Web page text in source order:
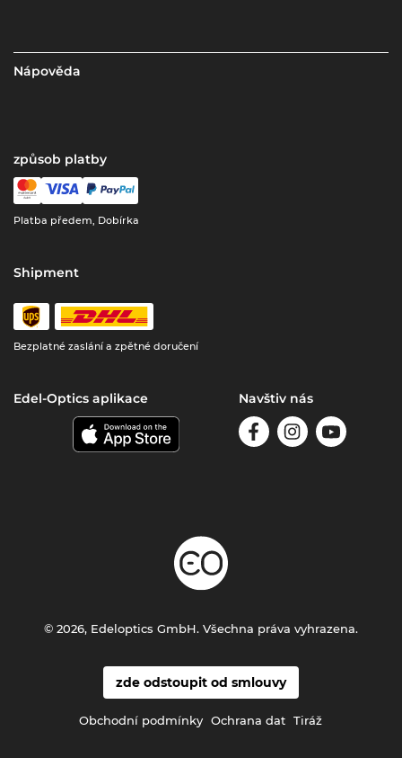
Nápověda
způsob platby
Platba předem, Dobírka
Shipment
Bezplatné zaslání a zpětné doručení
Edel-Optics aplikace Navštiv nás
zde odstoupit od smlouvy
Obchodní podmínky Ochrana dat Tiráž
© 2026, Edeloptics GmbH. Všechna práva vyhrazena.